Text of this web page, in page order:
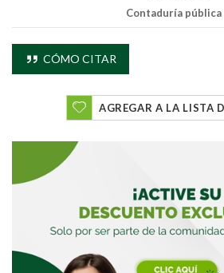
Contaduría pública
CÓMO CITAR
AGREGAR A LA LISTA